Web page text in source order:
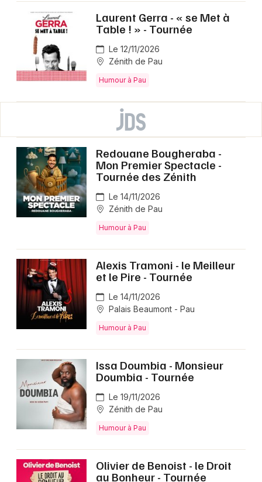
Laurent Gerra - « se Met à
Table ! » - Tournée
Le 12/11/2026
Zénith de Pau
Humour à Pau
Redouane Bougheraba -
Mon Premier Spectacle -
Tournée des Zénith
Le 14/11/2026
Zénith de Pau
Humour à Pau
Alexis Tramoni - le Meilleur
et le Pire - Tournée
Le 14/11/2026
Palais Beaumont - Pau
Humour à Pau
Issa Doumbia - Monsieur
Doumbia - Tournée
Le 19/11/2026
Zénith de Pau
Humour à Pau
Olivier de Benoist - le Droit
au Bonheur - Tournée